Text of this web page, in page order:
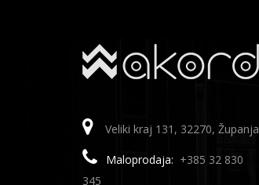
Veliki kraj 131, 32270, Županja
Maloprodaja: +385 32 830
345